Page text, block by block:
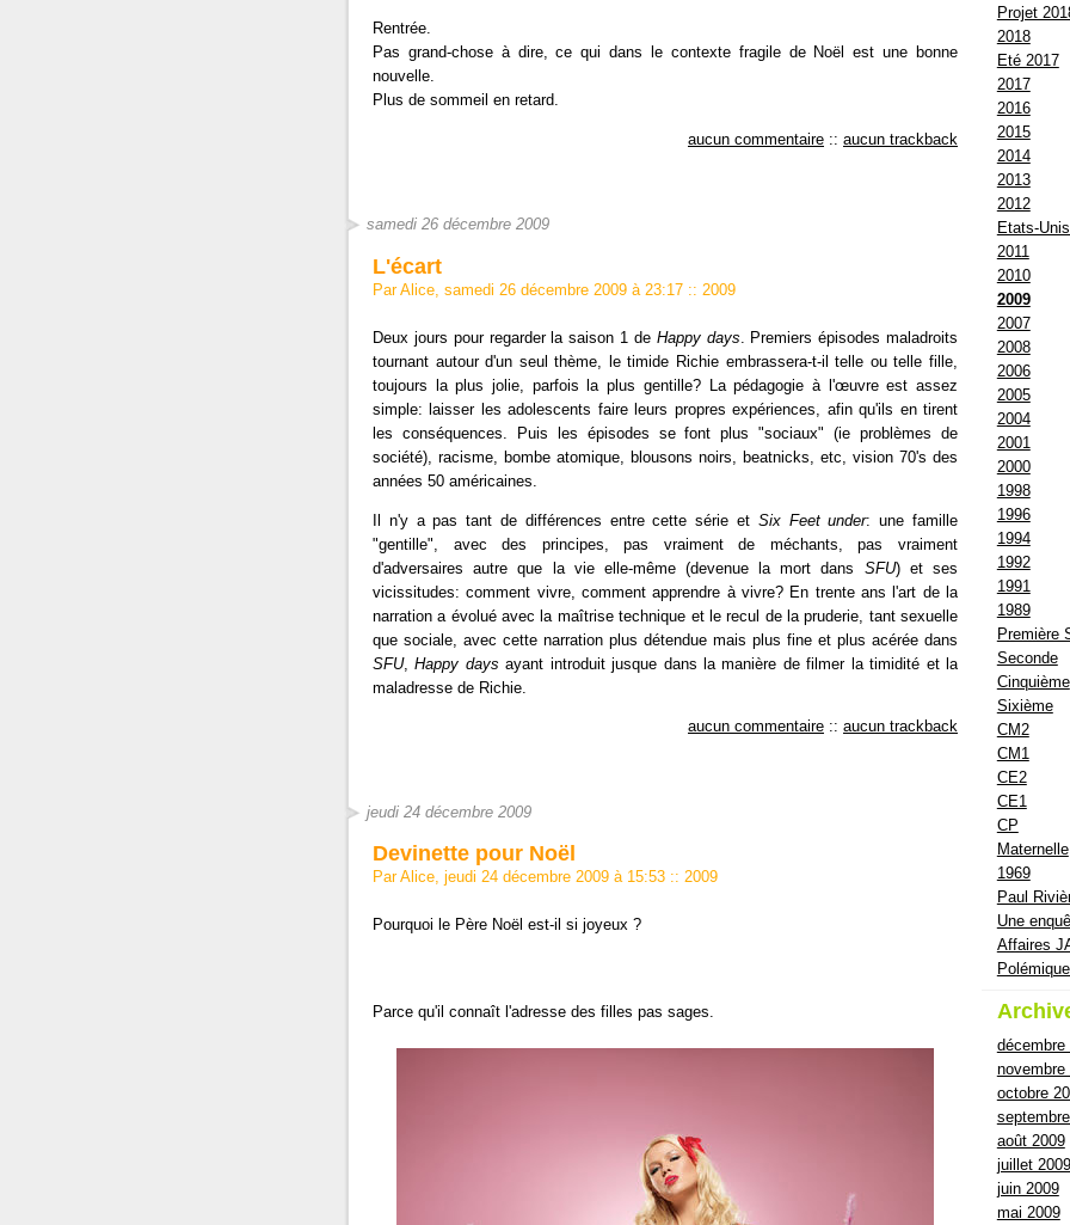
Rentrée.
Pas grand-chose à dire, ce qui dans le contexte fragile de Noël est une bonne
nouvelle.
Plus de sommeil en retard.
aucun commentaire :: aucun trackback
samedi 26 décembre 2009
L'écart
Par Alice, samedi 26 décembre 2009 à 23:17 :: 2009
Deux jours pour regarder la saison 1 de Happy days . Premiers épisodes maladroits
tournant autour d'un seul thème, le timide Richie embrassera-t-il telle ou telle fille,
toujours la plus jolie, parfois la plus gentille? La pédagogie à l'œuvre est assez
simple: laisser les adolescents faire leurs propres expériences, afin qu'ils en tirent
les conséquences. Puis les épisodes se font plus "sociaux" (ie problèmes de
société), racisme, bombe atomique, blousons noirs, beatnicks, etc, vision 70's des
années 50 américaines.
Il n'y a pas tant de différences entre cette série et Six Feet under: une famille
"gentille", avec des principes, pas vraiment de méchants, pas vraiment
d'adversaires autre que la vie elle-même (devenue la mort dans SFU) et ses
vicissitudes: comment vivre, comment apprendre à vivre? En trente ans l'art de la
narration a évolué avec la maîtrise technique et le recul de la pruderie, tant sexuelle
que sociale, avec cette narration plus détendue mais plus fine et plus acérée dans
SFU,Happy days ayant introduit jusque dans la manière de filmer la timidité et la
maladresse de Richie.
aucun commentaire :: aucun trackback
jeudi 24 décembre 2009
Devinette pour Noël
Par Alice, jeudi 24 décembre 2009 à 15:53 :: 2009
Pourquoi le Père Noël est-il si joyeux ?
Parce qu'il connaît l'adresse des filles pas sages.
Projet
2018
Eté 2017
2017
2016
2015
2014
2013
2012
Etats-
2011
2010
2009
2007
2008
2006
2005
2004
2001
2000
1998
1996
1994
1992
1991
1989
Première
Seconde
Cinquième
Sixième
CM2
CM1
CE2
CE1
CP
Maternelle
1969
Paul
Une
Affaires
décembre
novembre
octobre
août 2009
juillet 2009
juin 2009
mai 2009